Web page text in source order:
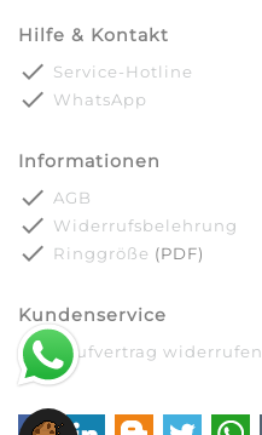
Hilfe & Kontakt
done Service-Hotline
done WhatsApp
Informationen
done AGB
done Widerrufsbelehrung
done Ringgröße (PDF)
Kundenservice
done Kaufvertrag widerrufen